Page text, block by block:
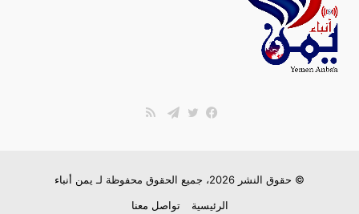
© حقوق النشر 2026، جميع الحقوق محفوظة لـ
يمن أنباء
الرئيسية
تواصل معنا